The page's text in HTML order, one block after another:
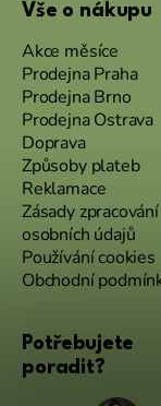
Vše o nákupu
Akce měsíce
Prodejna Praha
Prodejna Brno
Prodejna Ostrava
Doprava
Způsoby plateb
Reklamace
Zásady zpracování
osobních údajů
Používání cookies
Obchodní
Potřebujete
poradit?